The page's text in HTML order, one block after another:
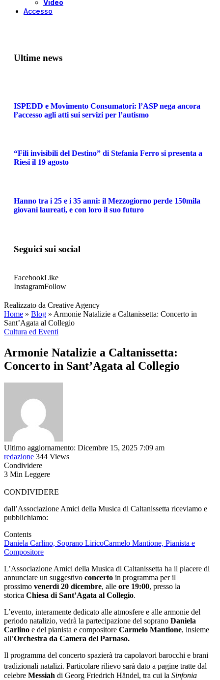
Video
Accesso
Ultime news
ISPEDD e Movimento Consumatori: l’ASP nega ancora
l’accesso agli atti sui servizi per l’autismo
“Fili invisibili del Destino” di Stefania Ferro si presenta a
Riesi il 19 agosto
Hanno tra i 25 e i 35 anni: il Mezzogiorno perde 150mila
giovani laureati, e con loro il suo futuro
Seguici sui social
FacebookLike
InstagramFollow
Realizzato da Creative Agency
Home » Blog » Armonie Natalizie a Caltanissetta: Concerto in
Sant’Agata al Collegio
Cultura ed Eventi
Armonie Natalizie a Caltanissetta:
Concerto in Sant’Agata al Collegio
Ultimo aggiornamento: Dicembre 15, 2025 7:09 am
redazione 344 Views
Condividere
3 Min Leggere
CONDIVIDERE
dall’Associazione Amici della Musica di Caltanissetta riceviamo e
pubblichiamo:
Contents
Daniela Carlino, Soprano LiricoCarmelo Mantione, Pianista e
Compositore
L’Associazione Amici della Musica di Caltanissetta ha il piacere di
annunciare un suggestivo concerto in programma per il
prossimo venerdì 20 dicembre, alle ore 19:00, presso la
storica Chiesa di Sant’Agata al Collegio.
L’evento, interamente dedicato alle atmosfere e alle armonie del
periodo natalizio, vedrà la partecipazione del soprano Daniela
Carlino e del pianista e compositore Carmelo Mantione, insieme
all’Orchestra da Camera del Parnaso.
Il programma del concerto spazierà tra capolavori barocchi e brani
tradizionali natalizi. Particolare rilievo sarà dato a pagine tratte dal
celebre Messiah di Georg Friedrich Händel, tra cui la Sinfonia